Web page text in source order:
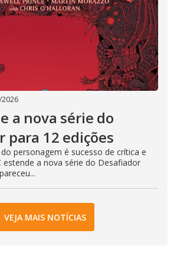
a nova série do
para 12 edições
personagem é sucesso de crítica e
estende a nova série do Desafiador
VEJA MAIS NOTÍCIAS